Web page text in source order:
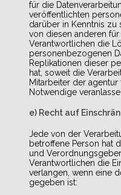
für die
veröffentlichten
darüber in Kenntnis zu
von diesen anderen
Verantwortlichen die
personenbezogenen
Replikationen dieser
hat, soweit die
Mitarbeiter der
Notwendige
e) Recht auf
Jede von der
betroffene Person hat
und
Verantwortlichen die
verlangen, wenn eine
gegeben ist: